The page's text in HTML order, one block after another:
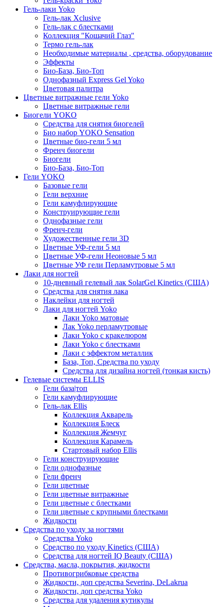
Гель-лаки Yoko
Гель-лак Xclusive
Гель-лак с блестками
Коллекция "Кошачий Глаз"
Термо гель-лак
Необходимые материалы , средства, оборудование
Эффекты
Био-База, Био-Топ
Однофазный Express Gel Yoko
Цветовая палитра
Цветные витражные гели Yoko
Цветные витражные гели
Биогели YOKO
Средства для снятия биогелей
Био набор YOKO Sensation
Цветные био-гели 5 мл
Френч биогели
Биогели
Био-База, Био-Топ
Гели YOKO
Базовые гели
Гели верхние
Гели камуфлирующие
Конструирующие гели
Однофазные гели
Френч-гели
Художественные гели 3D
Цветные УФ-гели 5 мл
Цветные УФ-гели Неоновые 5 мл
Цветные УФ гели Перламутровые 5 мл
Лаки для ногтей
10-дневный гелевый лак SolarGel Kinetics (США)
Средства для снятия лака
Наклейки для ногтей
Лаки для ногтей Yoko
Лаки Yoko матовые
Лак Yoko перламутровые
Лаки Yoko с кракелюром
Лаки Yoko с блестками
Лаки с эффектом металлик
База, Топ, Средства по уходу
Средства для дизайна ногтей (тонкая кисть)
Гелевые системы ELLIS
Гели база|топ
Гели камуфлирующие
Гель-лак Ellis
Коллекция Акварель
Коллекция Блеск
Коллекция Жемчуг
Коллекция Карамель
Стартовый набор Ellis
Гели конструирующие
Гели однофазные
Гели френч
Гели цветные
Гели цветные витражные
Гели цветные с блестками
Гели цветные с крупными блестками
Жидкости
Средства по уходу за ногтями
Средства Yoko
Средство по уходу Kinetics (США)
Средства для ногтей IQ Beauty (США)
Средства, масла, покрытия, жидкости
Противогрибковые средства
Жидкости, доп средства Severina, DeLakrua
Жидкости, доп средства Yoko
Средства для удаления кутикулы